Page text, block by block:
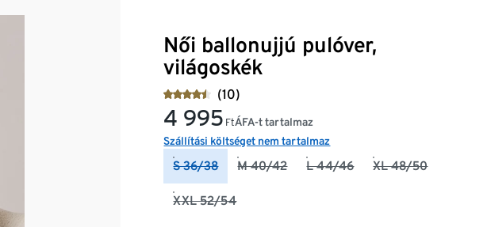
Női ballonujjú pulóver,
világoskék
(10)
4 995 FtÁFA-t tartalmaz
Szállítási költséget nem tartalmaz
S 36/38 M 40/42 L 44/46 XL 48/50
XXL 52/54